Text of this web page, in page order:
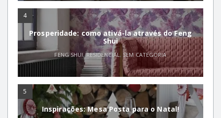
4
Prosperidade: como ativá-la através do Feng
Shui
FENG SHUI,RESIDENCIAL ,SEM CATEGORIA
5
Inspirações: Mesa Posta para o Natal!